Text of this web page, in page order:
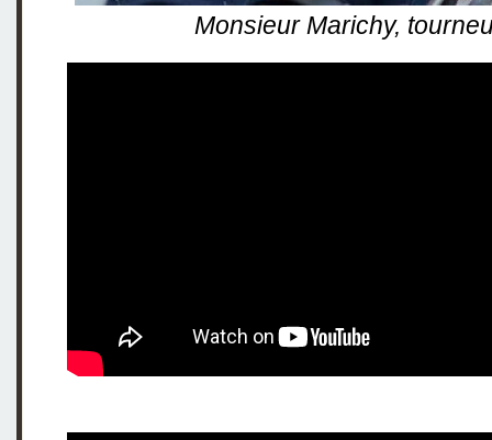
Monsieur Marichy,